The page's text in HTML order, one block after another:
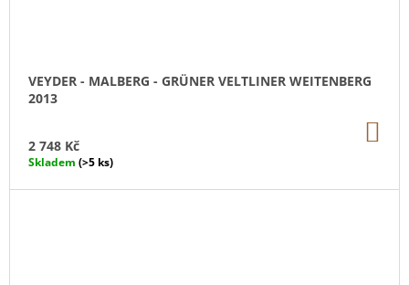
VEYDER - MALBERG - GRÜNER VELTLINER WEITENBERG
2013
2 748 Kč
Skladem (>5 ks)